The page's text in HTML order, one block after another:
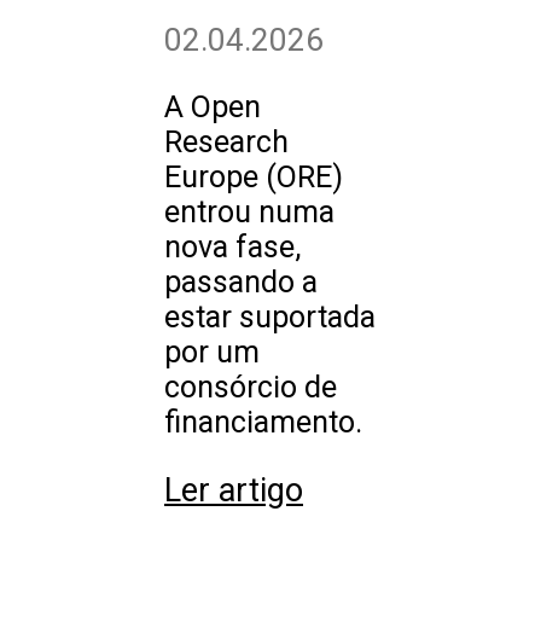
02.04.2026
A Open
Research
Europe (ORE)
entrou numa
nova fase,
passando a
estar suportada
por um
consórcio de
financiamento.
Ler artigo